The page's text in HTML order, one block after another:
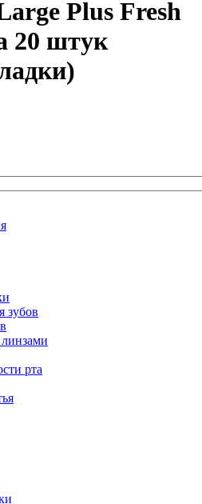
Plus Fresh
20 штук
зубов
рта